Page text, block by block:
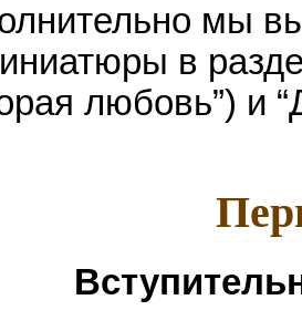
мы
в
любовь”) и